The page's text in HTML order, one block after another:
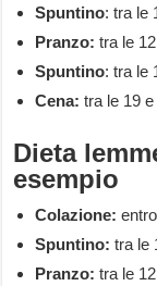
Spuntino: tra le
Pranzo: tra le
Spuntino: tra le
Cena:tra le 19 e
Dieta
esempio
Colazione:
Spuntino: tra le
Pranzo: tra le